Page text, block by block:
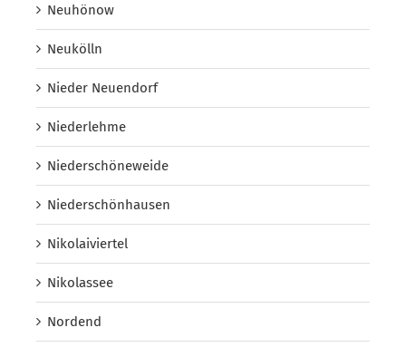
Neuhönow
Neukölln
Nieder Neuendorf
Niederlehme
Niederschöneweide
Niederschönhausen
Nikolaiviertel
Nikolassee
Nordend